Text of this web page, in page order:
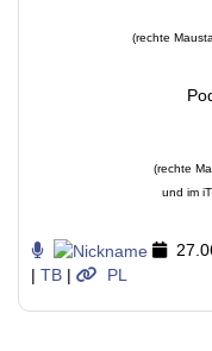
(rechte
(rechte
und im
| TB | PL